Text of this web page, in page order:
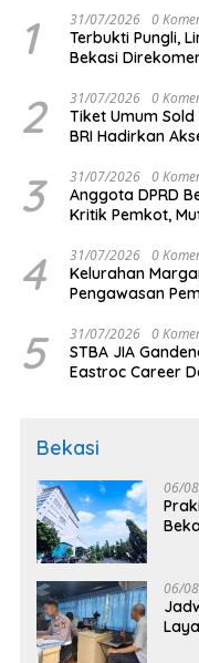
Administrasi Beres, PSU
1 31/07/2026 0
Terbukti Pungli,
Bekasi
2 31/07/2026 0
Tiket Umum
BRI Hadirkan
3 31/07/2026 0
Anggota DPRD
Kritik Pemkot,
4 31/07/2026 0
Kelurahan
Pengawasan
5 31/07/2026 0
STBA JIA
Eastroc Career
Bekasi
06/
06/